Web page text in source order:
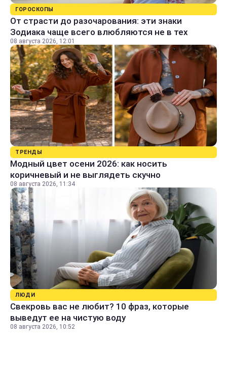
ГОРОСКОПЫ
От страсти до разочарования: эти знаки
Зодиака чаще всего влюбляются не в тех
08 августа 2026, 12:01
ТРЕНДЫ
Модный цвет осени 2026: как носить
коричневый и не выглядеть скучно
08 августа 2026, 11:34
ЛЮДИ
Свекровь вас не любит? 10 фраз, которые
выведут ее на чистую воду
08 августа 2026, 10:52